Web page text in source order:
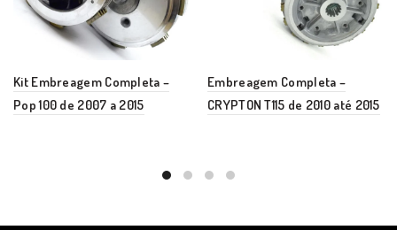
Kit Embreagem Completa –
Pop 100 de 2007 a 2015
Embreagem Completa –
CRYPTON T115 de 2010 até 2015